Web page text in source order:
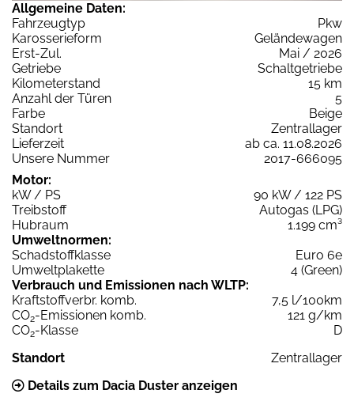
Allgemeine Daten:
Fahrzeugtyp
Pkw
Karosserieform
Geländewagen
Erst-Zul.
Mai / 2026
Getriebe
Schaltgetriebe
Kilometerstand
15 km
Anzahl der Türen
5
Farbe
Beige
Standort
Zentrallager
Lieferzeit
ab ca. 11.08.2026
Unsere Nummer
2017-666095
Motor:
kW / PS
90 kW / 122 PS
Treibstoff
Autogas (LPG)
Hubraum
1.199 cm³
Umweltnormen:
Schadstoffklasse
Euro 6e
Umweltplakette
4 (Green)
Verbrauch und Emissionen nach WLTP:
Kraftstoffverbr. komb.
7,5 l/100km
CO2-Emissionen komb.
121 g/km
CO2-Klasse
D
Standort
Zentrallager
Details zum Dacia Duster anzeigen